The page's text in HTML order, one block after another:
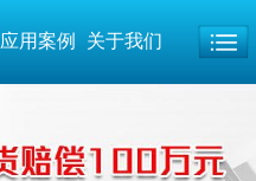
应用案例 关于我们